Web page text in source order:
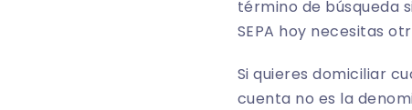
término de búsqueda
SEPA hoy necesitas
Si quieres domiciliar
cuenta no es la